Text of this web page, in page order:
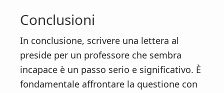
Conclusioni
In conclusione, scrivere una lettera al
preside per un professore che sembra
incapace è un passo serio e significativo. È
fondamentale affrontare la questione con